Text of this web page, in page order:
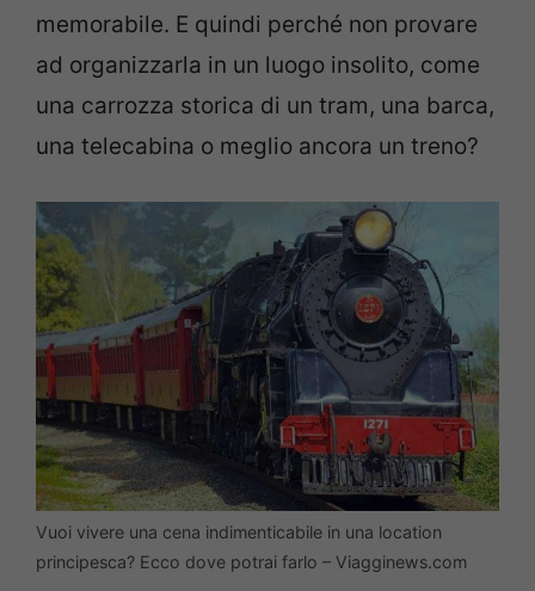
memorabile. E quindi perché non provare
ad organizzarla in un luogo insolito, come
una carrozza storica di un tram, una barca,
una telecabina o meglio ancora un treno?
Vuoi vivere una cena indimenticabile in una location
principesca? Ecco dove potrai farlo – Viagginews.com